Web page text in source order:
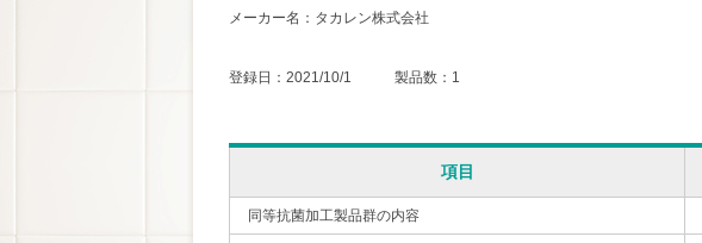
メーカー名：タカレン株式会社
登録日：2021/10/1 製品数：1
項目
同等抗菌加工製品群の内容